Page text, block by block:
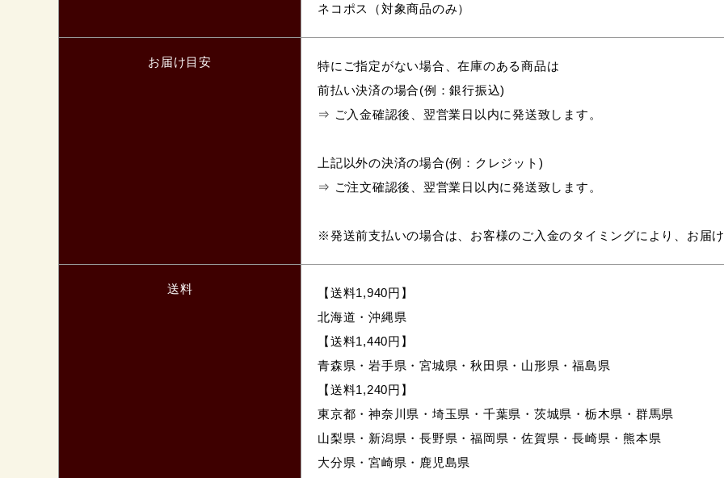
ネコポス（対象商品のみ）
お届け目安
特にご指定がない場合、在庫のある商品は
前払い決済の場合(例：銀行振込)
⇒ ご入金確認後、翌営業日以内に発送致します。
上記以外の決済の場合(例：クレジット)
⇒ ご注文確認後、翌営業日以内に発送致します。
※発送前支払いの場合は、お客様のご入金のタイミングにより、お届
送料
【送料1,940円】
北海道・沖縄県
【送料1,440円】
青森県・岩手県・宮城県・秋田県・山形県・福島県
【送料1,240円】
東京都・神奈川県・埼玉県・千葉県・茨城県・栃木県・群馬県
山梨県・新潟県・長野県・福岡県・佐賀県・長崎県・熊本県
大分県・宮崎県・鹿児島県